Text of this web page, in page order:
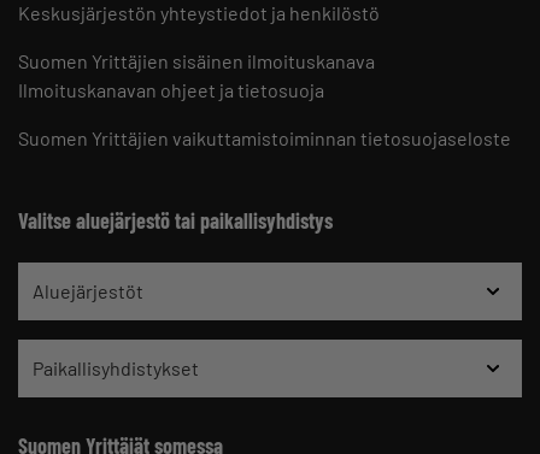
Keskusjärjestön yhteystiedot ja henkilöstö
Suomen Yrittäjien sisäinen ilmoituskanava
Ilmoituskanavan ohjeet ja tietosuoja
Suomen Yrittäjien vaikuttamistoiminnan tietosuojaseloste
Valitse aluejärjestö tai paikallisyhdistys
Aluejärjestöt
Paikallisyhdistykset
Suomen Yrittäjät somessa